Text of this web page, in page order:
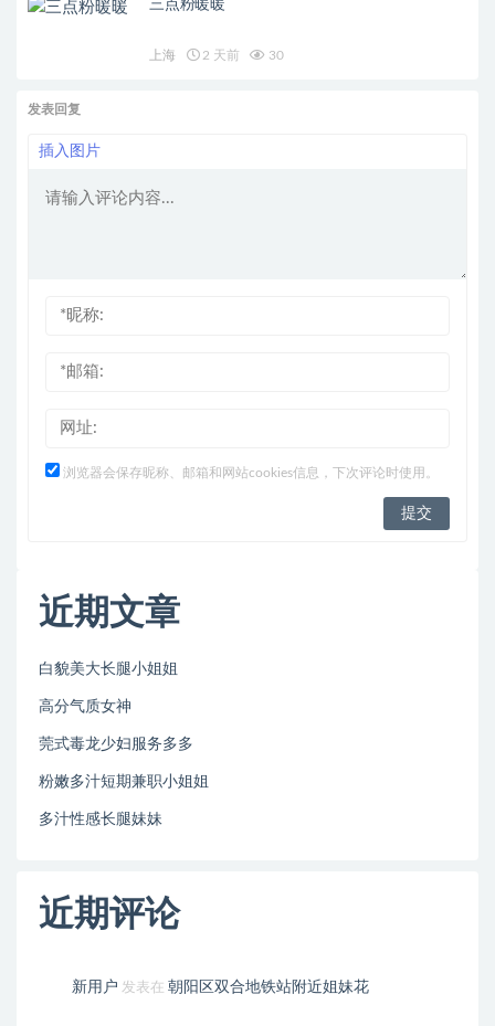
三点粉暖暖
上海 2 天前 30
发表回复
插入图片
浏览器会保存昵称、邮箱和网站cookies信息，下次评论时使用。
近期文章
白貌美大长腿小姐姐
高分气质女神
莞式毒龙少妇服务多多
粉嫩多汁短期兼职小姐姐
多汁性感长腿妹妹
近期评论
新用户 发表在 朝阳区双合地铁站附近姐妹花